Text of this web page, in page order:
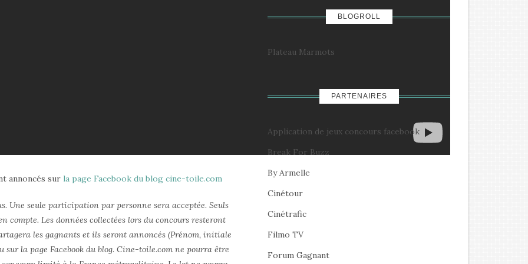
annoncés sur la page Facebook du blog cine-toile.com
Une seule participation par personne sera acceptée. Seuls
Les données collectées lors du concours resteront
les gagnants et ils seront annoncés (Prénom, initiale
la page Facebook du blog. Cine-toile.com ne pourra être
BLOGROLL
Plateau Marmots
PARTENAIRES
Application de jeux concours facebook
Break For Buzz
By Armelle
Cinétour
Cinétrafic
Filmo TV
Forum Gagnant